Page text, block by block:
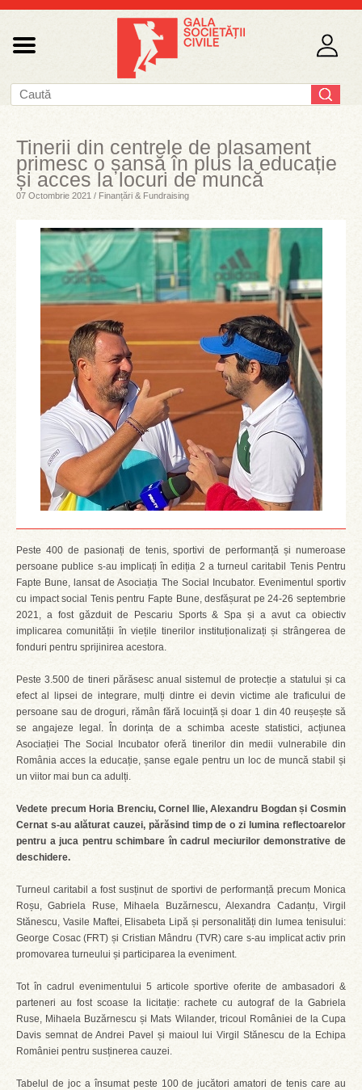
Tinerii din centrele de plasament
primesc o șansă în plus la educație
și acces la locuri de muncă
07 Octombrie 2021 / Finanțări & Fundraising
Peste 400 de pasionați de tenis, sportivi de performanță și numeroase
persoane publice s-au implicați în ediția 2 a turneul caritabil Tenis Pentru
Fapte Bune, lansat de Asociația The Social Incubator. Evenimentul sportiv
cu impact social Tenis pentru Fapte Bune, desfășurat pe 24-26 septembrie
2021, a fost găzduit de Pescariu Sports & Spa și a avut ca obiectiv
implicarea comunității în viețile tinerilor instituționalizați și strângerea de
fonduri pentru sprijinirea acestora.
Peste 3.500 de tineri părăsesc anual sistemul de protecție a statului și ca
efect al lipsei de integrare, mulți dintre ei devin victime ale traficului de
persoane sau de droguri, rămân fără locuință și doar 1 din 40 reușește să
se angajeze legal. În dorința de a schimba aceste statistici, acțiunea
Asociației The Social Incubator oferă tinerilor din medii vulnerabile din
România acces la educație, șanse egale pentru un loc de muncă stabil și
un viitor mai bun ca adulți.
Vedete precum Horia Brenciu, Cornel Ilie, Alexandru Bogdan și Cosmin
Cernat s-au alăturat cauzei, părăsind timp de o zi lumina reflectoarelor
pentru a juca pentru schimbare în cadrul meciurilor demonstrative de
deschidere.
Turneul caritabil a fost susținut de sportivi de performanță precum Monica
Roșu, Gabriela Ruse, Mihaela Buzărnescu, Alexandra Cadanțu, Virgil
Stănescu, Vasile Maftei, Elisabeta Lipă și personalități din lumea tenisului:
George Cosac (FRT) și Cristian Mândru (TVR) care s-au implicat activ prin
promovarea turneului și participarea la eveniment.
Tot în cadrul evenimentului 5 articole sportive oferite de ambasadori &
parteneri au fost scoase la licitație: rachete cu autograf de la Gabriela
Ruse, Mihaela Buzărnescu și Mats Wilander, tricoul României de la Cupa
Davis semnat de Andrei Pavel și maioul lui Virgil Stănescu de la Echipa
României pentru susținerea cauzei.
Tabelul de joc a însumat peste 100 de jucători amatori de tenis care au